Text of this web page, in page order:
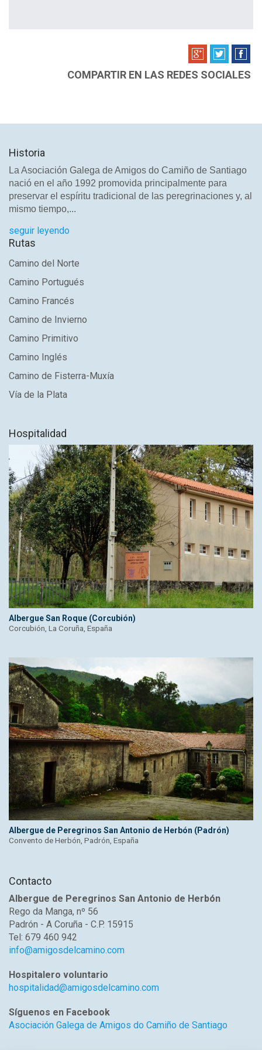
COMPARTIR EN LAS REDES SOCIALES
Historia
La Asociación Galega de Amigos do Camiño de Santiago
nació en el año 1992 promovida principalmente para
preservar el espíritu tradicional de las peregrinaciones y, al
mismo tiempo,...
seguir leyendo
Rutas
Camino del Norte
Camino Portugués
Camino Francés
Camino de Invierno
Camino Primitivo
Camino Inglés
Camino de Fisterra-Muxía
Vía de la Plata
Hospitalidad
Albergue San Roque (Corcubión)
Corcubión, La Coruña, España
Albergue de Peregrinos San Antonio de Herbón (Padrón)
Convento de Herbón, Padrón, España
Contacto
Albergue de Peregrinos San Antonio de Herbón
Rego da Manga, nº 56
Padrón - A Coruña - C.P. 15915
Tel: 679 460 942
info@amigosdelcamino.com
Hospitalero voluntario
hospitalidad@amigosdelcamino.com
Síguenos en Facebook
Asociación Galega de Amigos do Camiño de Santiago